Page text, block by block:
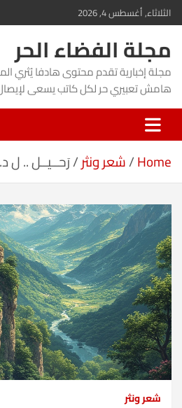
Skip
to
content
الثلاثاء, أغسطس 4, 2026
مجلة الفضاء الحر
مجلة إخبارية تقدم محتوى هادفا يُثري
هامش تعبيري حر لكل كاتب يسعى لإيصال
Home شعر ونثر رَحــيــل ..
شعر ونثر